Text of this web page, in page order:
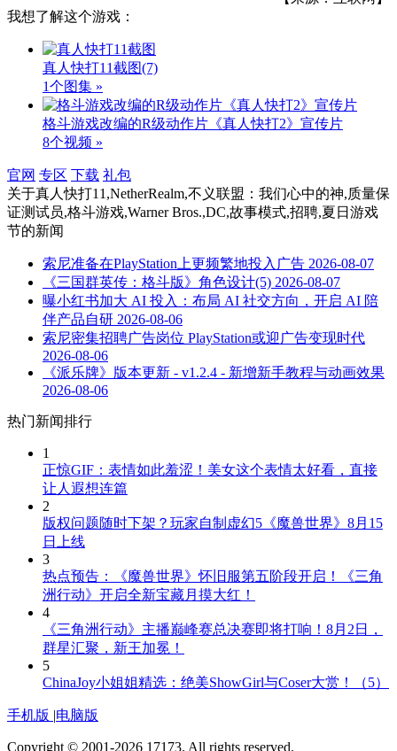
我想了解这个游戏：
真人快打11截图(7)
1个图集 »
格斗游戏改编的R级动作片《真人快打2》宣传片
8个视频 »
官网 专区 下载 礼包
关于真人快打11,NetherRealm,不义联盟：我们心中的神,质量保
证测试员,格斗游戏,Warner Bros.,DC,故事模式,招聘,夏日游戏
节的新闻
索尼准备在PlayStation上更频繁地投入广告 2026-08-07
《三国群英传：格斗版》角色设计(5) 2026-08-07
曝小红书加大 AI 投入：布局 AI 社交方向，开启 AI 陪
伴产品自研 2026-08-06
索尼密集招聘广告岗位 PlayStation或迎广告变现时代
2026-08-06
《派乐牌》版本更新 - v1.2.4 - 新增新手教程与动画效果
2026-08-06
热门新闻排行
1
正惊GIF：表情如此羞涩！美女这个表情太好看，直接
让人遐想连篇
2
版权问题随时下架？玩家自制虚幻5《魔兽世界》8月15
日上线
3
热点预告：《魔兽世界》怀旧服第五阶段开启！《三角
洲行动》开启全新宝藏月摸大红！
4
《三角洲行动》主播巅峰赛总决赛即将打响！8月2日，
群星汇聚，新王加冕！
5
ChinaJoy小姐姐精选：绝美ShowGirl与Coser大赏！（5）
手机版 |电脑版
Copyright © 2001-2026 17173. All rights reserved.